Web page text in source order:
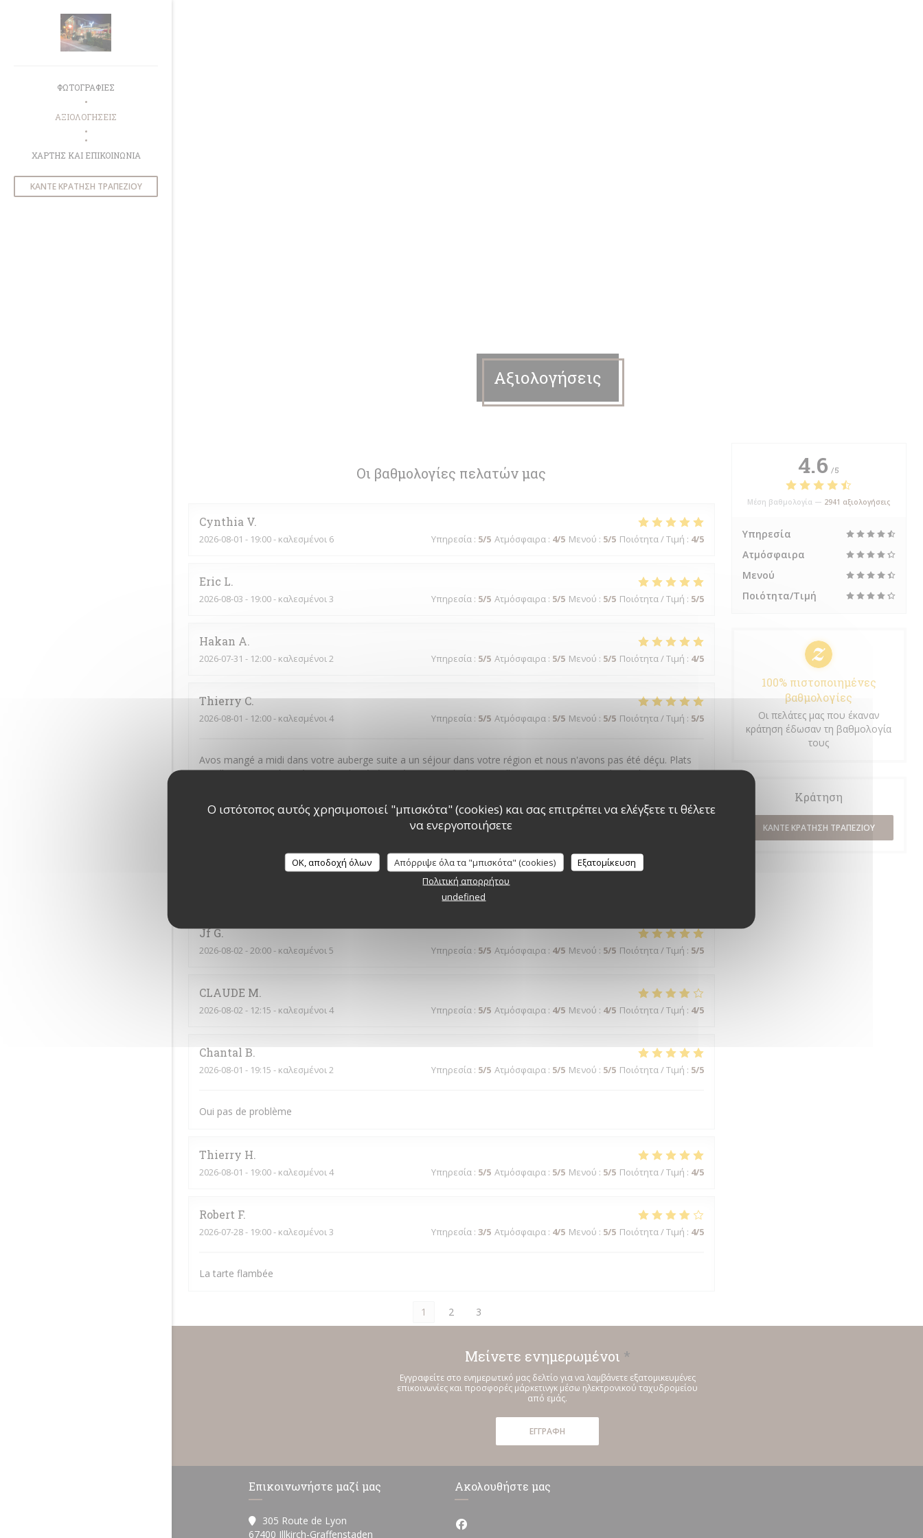
Ο ιστότοπος αυτός χρησιμοποιεί "μπισκότα" (cookies) και σας επιτρέπει να ελέγξετε τι θέλετε
να ενεργοποιήσετε
OK, αποδοχή όλων Απόρριψε όλα τα "μπισκότα" (cookies)
Εξατομίκευση
Πολιτική απορρήτου
undefined
ΦΩΤΟΓΡΑΦΊΕΣ
ΑΞΙΟΛΟΓΉΣΕΙΣ
((ΑΝΟΊΓΕΙ ΣΕ ΝΈΟ ΠΑΡΆΘΥΡΟ))
ΧΆΡΤΗΣ ΚΑΙ ΕΠΙΚΟΙΝΩΝΊΑ
ΚΆΝΤΕ ΚΡΆΤΗΣΗ ΤΡΑΠΕΖΙΟΎ
Αξιολογήσεις
Οι βαθμολογίες πελατών μας
Cynthia V
2026-08-01 - 19:00 - καλεσμένοι 6 Υπηρεσία: 5/5 Ατμόσφαιρα: 4/5 Μενού : 5/5 Ποιότητα / Τιμή : 4/5
Eric L
2026-08-03 - 19:00 - καλεσμένοι 3 Υπηρεσία: 5/5 Ατμόσφαιρα: 5/5 Μενού : 5/5 Ποιότητα / Τιμή : 5/5
Hakan A
2026-07-31 - 12:00 - καλεσμένοι 2 Υπηρεσία: 5/5 Ατμόσφαιρα: 5/5 Μενού : 5/5 Ποιότητα / Τιμή : 4/5
ThierryC
2026-08-01 - 12:00 - καλεσμένοι 4 Υπηρεσία: 5/5 Ατμόσφαιρα: 5/5 Μενού : 5/5 Ποιότητα / Τιμή : 5/5
Avos mangé a midi dans votre auberge suite a un séjour dans votre région et nous n'avons pas été déçu. Plats
excellent tant par le goût que par la générosité .personnel très accueillant et avenant envers leurs client ,je ne
Bonne cuisine traditionnelle, bon rapport qualité prix , service rapide , bien placé avec mon chien .
JfG
2026-08-02 - 20:00 - καλεσμένοι 5 Υπηρεσία: 5/5 Ατμόσφαιρα: 4/5 Μενού : 5/5 Ποιότητα / Τιμή : 5/5
CLAUDE M
2026-08-02 - 12:15 - καλεσμένοι 4 Υπηρεσία: 5/5 Ατμόσφαιρα: 4/5 Μενού : 4/5 Ποιότητα / Τιμή : 4/5
Chantal B
2026-08-01 - 19:15 - καλεσμένοι 2 Υπηρεσία: 5/5 Ατμόσφαιρα: 5/5 Μενού : 5/5 Ποιότητα / Τιμή : 5/5
Oui pas de problème
Thierry H
2026-08-01 - 19:00 - καλεσμένοι 4 Υπηρεσία: 5/5 Ατμόσφαιρα: 5/5 Μενού : 5/5 Ποιότητα / Τιμή : 4/5
Robert F
2026-07-28- 19:00 - καλεσμένοι 3 Υπηρεσία: 3/5 Ατμόσφαιρα: 4/5 Μενού : 5/5 Ποιότητα / Τιμή : 4/5
La tarte flambée
1 2 3
4.6 /5
Μέση βαθμολογία — 2941 αξιολογήσεις
Υπηρεσία
Ατμόσφαιρα
Μενού
Ποιότητα/Τιμή
100% πιστοποιημένες
βαθμολογίες
Οι πελάτες μας που έκαναν
κράτηση έδωσαν τη βαθμολογία
τους
Κράτηση
ΚΆΝΤΕ ΚΡΆΤΗΣΗ ΤΡΑΠΕΖΙΟΎ
Μείνετε ενημερωμένοι *
Εγγραφείτε στο ενημερωτικό μας δελτίο για να λαμβάνετε εξατομικευμένες
επικοινωνίες και προσφορές μάρκετινγκ μέσω ηλεκτρονικού ταχυδρομείου
από εμάς.
ΕΓΓΡΑΦΉ
Επικοινωνήστε μαζί μας
305 Route de Lyon
67400 Illkirch-Graffenstaden ((ανοίγει σε νέο παράθυρο))
Ακολουθήστε μας
Facebook ((ανοίγει σε νέο παράθυρο))